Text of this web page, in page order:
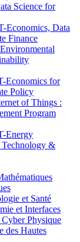
Science for
Economics, Data
Finance
Economics for
Policy
of Things :
Program
Energy
Technology &
et Santé
et Interfaces
Physique
des Hautes